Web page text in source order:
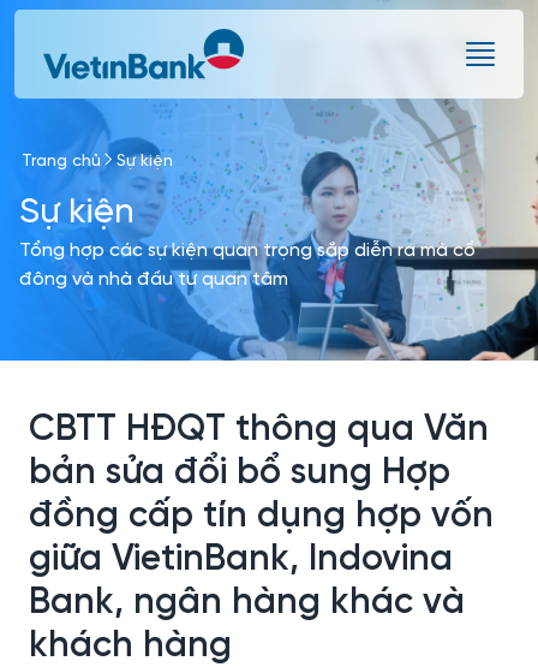
Skip to Main Content
Trang chủ Sự kiện
Sự kiện
Tổng hợp các sự kiện quan trọng sắp diễn ra mà cổ
đông và nhà đầu tư quan tâm
CBTT HĐQT thông qua Văn
bản sửa đổi bổ sung Hợp
đồng cấp tín dụng hợp vốn
giữa VietinBank, Indovina
Bank, ngân hàng khác và
khách hàng